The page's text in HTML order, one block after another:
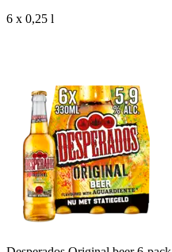
6 x 0,25 l